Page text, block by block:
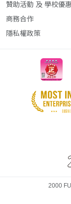
贊助活動 及 學校優惠
商務合作
隱私權政策
2000